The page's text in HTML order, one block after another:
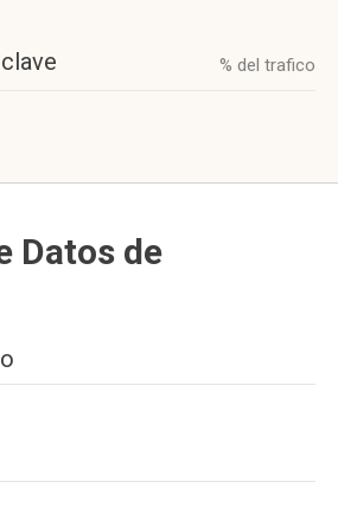
% del trafico
Datos de